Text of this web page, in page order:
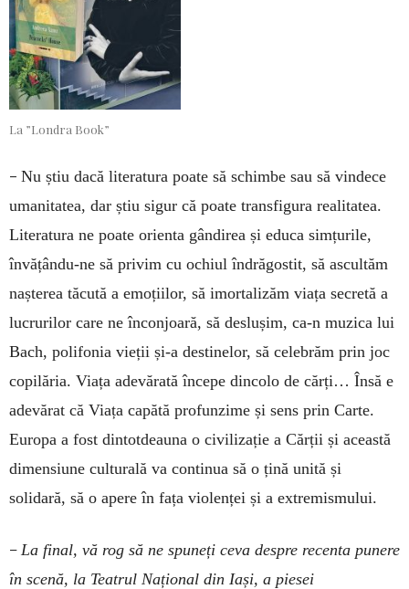
La ”Londra Book”
– Nu știu dacă literatura poate să schimbe sau să vindece
umanitatea, dar știu sigur că poate transfigura realitatea.
Literatura ne poate orienta gândirea și educa simțurile,
învățându-ne să privim cu ochiul îndrăgostit, să ascultăm
nașterea tăcută a emoțiilor, să imortalizăm viața secretă a
lucrurilor care ne înconjoară, să deslușim, ca-n muzica lui
Bach, polifonia vieții și-a destinelor, să celebrăm prin joc
copilăria. Viața adevărată începe dincolo de cărți… Însă e
adevărat că Viața capătă profunzime și sens prin Carte.
Europa a fost dintotdeauna o civilizație a Cărții și această
dimensiune culturală va continua să o țină unită și
solidară, să o apere în fața violenței și a extremismului.
– La final, vă rog să ne spuneți ceva despre recenta punere
în scenă, la Teatrul Național din Iași, a piesei